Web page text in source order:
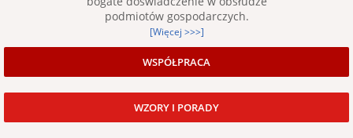
podmiotów gospodarczych.
[Więcej >>>]
WSPÓŁPRACA
WZORY I PORADY